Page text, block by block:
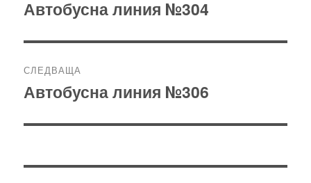
Предишна
Автобусна линия №304
СЛЕДВАЩА
Следваща
Автобусна линия №306